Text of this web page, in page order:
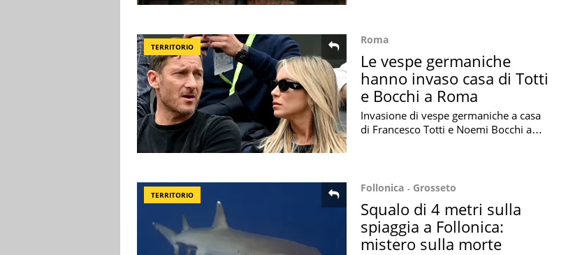
TERRITORIO
Roma
Le vespe germaniche
hanno invaso casa di Totti
e Bocchi a Roma
Invasione di vespe germaniche a casa
di Francesco Totti e Noemi Bocchi a
TERRITORIO
Follonica Grosseto
Squalo di 4 metri sulla
spiaggia a Follonica:
mistero sulla morte